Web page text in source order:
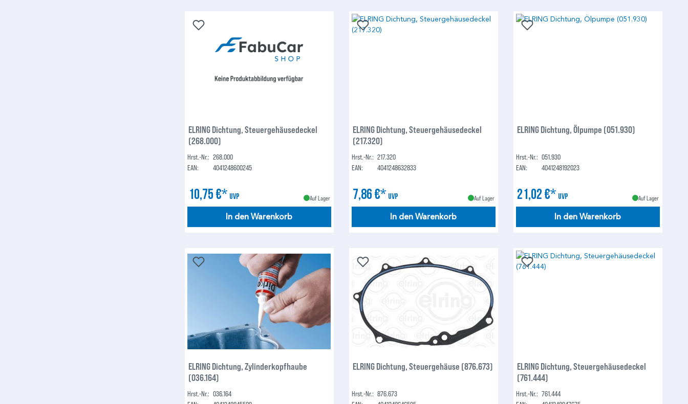
ELRING Dichtung, Steuergehäusedeckel
(268.000)
Hrst.-Nr.: 268.000
EAN:
4041248600245
10,75 €* UVP Auf Lager
In den Warenkorb
ELRING Dichtung, Steuergehäusedeckel
(217.320)
Hrst.-Nr.: 217.320
EAN:
4041248632833
7,86 €* UVP Auf Lager
In den Warenkorb
ELRING Dichtung, Ölpumpe (051.930)
Hrst.-Nr.: 051.930
EAN:
4041248192023
21,02 €* UVP Auf Lager
In den Warenkorb
ELRING Dichtung, Zylinderkopfhaube
(036.164)
Hrst.-Nr.: 036.164
ELRING Dichtung, Steuergehäuse (876.673)
Hrst.-Nr.: 876.673
ELRING Dichtung, Steuergehäusedeckel
(761.444)
Hrst.-Nr.: 761.444